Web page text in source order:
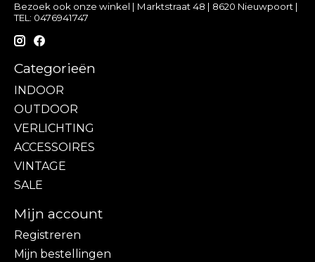
Bezoek ook onze winkel | Marktstraat 48 | 8620 Nieuwpoort |
TEL: 0476941747
Categorieën
INDOOR
OUTDOOR
VERLICHTING
ACCESSOIRES
VINTAGE
SALE
Mijn account
Registreren
Mijn bestellingen